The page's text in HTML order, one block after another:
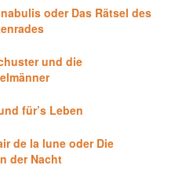
oder Das Rätsel des
und die
für’s Leben
de la lune oder Die
der Nacht